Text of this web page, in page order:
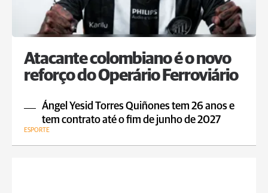
Atacante colombiano é o novo
reforço do Operário Ferroviário
Ángel Yesid Torres Quiñones tem 26 anos e
tem contrato até o fim de junho de 2027
ESPORTE